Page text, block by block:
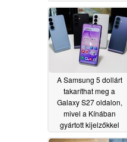
túlmelegedés, kiderül
szivárgás06/01/2026
A Samsung 5 dollárt
takaríthat meg a
Galaxy S27 oldalon,
mivel a Kínában
gyártott kijelzőkkel
05/22/2026